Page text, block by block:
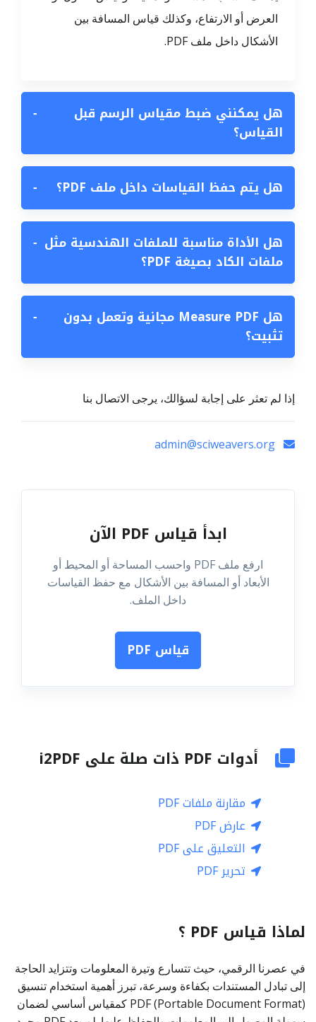
العرض أو الارتفاع، وكذلك قياس المسافة بين
الأشكال داخل ملف PDF.
هل يمكنني ضبط مقياس الرسم قبل
القياس؟
−
هل يتم حفظ القياسات داخل ملف PDF؟ −
هل الأداة مناسبة للملفات الهندسية مثل
ملفات الكاد بصيغة PDF؟
−
هل Measure PDF مجانية وتعمل بدون
تثبيت؟
−
إذا لم تعثر على إجابة لسؤالك، يرجى الاتصال بنا
ابدأ قياس PDF الآن
ارفع ملف PDF واحسب المساحة أو المحيط أو
الأبعاد أو المسافة بين الأشكال مع حفظ القياسات
داخل الملف.
قياس PDF
أدوات PDF ذات صلة على i2PDF
مقارنة ملفات PDF
عارض PDF
التعليق على PDF
تحرير PDF
لماذا قياس PDF ؟
في عصرنا الرقمي، حيث تتسارع وتيرة المعلومات وتتزايد الحاجة
إلى تبادل المستندات بكفاءة وسرعة، تبرز أهمية استخدام تنسيق
PDF (Portable Document Format) كمقياس أساسي لضمان